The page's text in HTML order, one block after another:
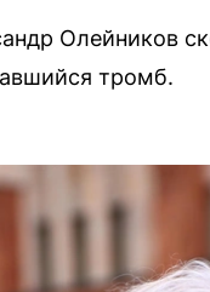
Олейников
тромб.